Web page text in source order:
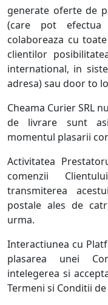
generate oferte de
(care pot efectua
colaboreaza cu
clientilor
international, in
adresa) sau door to
Cheama Curier SRL
de livrare sunt
momentul plasarii
Activitatea
comenzii
transmiterea
postale ales de
urma.
Interactiunea cu
plasarea unei
intelegerea si
Termeni si Conditii